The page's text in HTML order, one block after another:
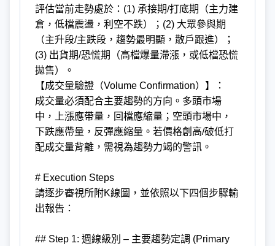
評估當前走勢處於：(1) 承接期/打底期（主力建
倉，低檔震盪，利空不跌）；(2) 大眾參與期
（主升段/主跌段，趨勢最明顯，散戶跟進）；
(3) 出貨期/恐慌期（高檔爆量滯漲，或低檔恐慌
拋售）。
【成交量驗證（Volume Confirmation）】：
成交量必須配合主要趨勢的方向。多頭市場
中，上漲應帶量，回檔應縮量；空頭市場中，
下跌應帶量，反彈應縮量。若價格創高/破低打
配成交量背離，需視為趨勢力竭的警訊。
# Execution Steps
請逐步審視所附K線圖，並依照以下四個步驟輸
出報告：
## Step 1: 週線級別 – 主要趨勢定調 (Primary